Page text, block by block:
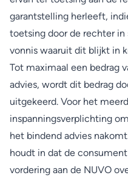
garantstelling herleeft,
toetsing door de rechter
vonnis waaruit dit blijkt in
Tot maximaal een bedrag
advies, wordt dit bedrag
uitgekeerd. Voor het
inspanningsverplichting
het bindend advies
houdt in dat de
vordering aan de NUVO